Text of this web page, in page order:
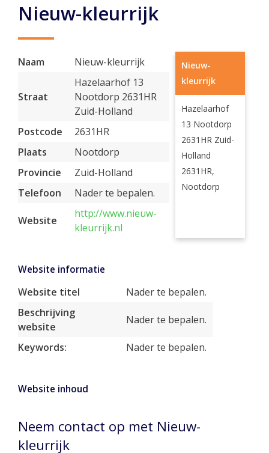
Nieuw-kleurrijk
Naam Nieuw-kleurrijk
Straat
Hazelaarhof 13
Nootdorp 2631HR
Zuid-Holland
Postcode
2631HR
Plaats
Nootdorp
Provincie
Zuid-Holland
Telefoon
Nader te bepalen.
Website
http://www.nieuw-
kleurrijk.nl
Nieuw-
kleurrijk
Hazelaarhof
13 Nootdorp
2631HR Zuid-
Holland
2631HR,
Nootdorp
Website informatie
Website titel
Nader te bepalen.
Beschrijving
website
Nader te bepalen.
Keywords: Nader te bepalen.
Website inhoud
Neem contact op met Nieuw-
kleurrijk